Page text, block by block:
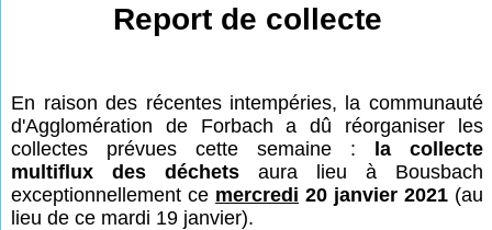
Report de collecte
En raison des récentes intempéries, la communauté
d'Agglomération de Forbach a dû réorganiser les
collectes prévues cette semaine : la collecte
multiflux des déchets aura lieu à Bousbach
exceptionnellement ce mercredi 20 janvier 2021(au
lieu de ce mardi 19 janvier).